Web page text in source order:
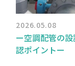
2026.05.08
ー空調配管の
認ポイントー